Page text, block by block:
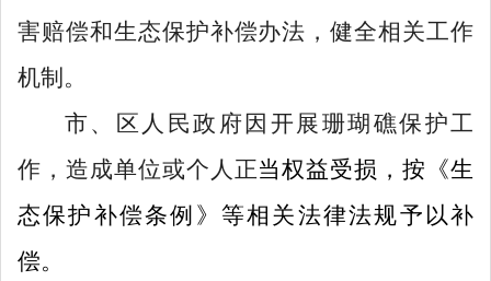
害赔偿和生态保护补偿办法，健全相关工作
机制。
市、区人民政府因开展珊瑚礁保护工
作，造成单位或个人正当权益受损，按《生
态保护补偿条例》等相关法律法规予以补
偿。